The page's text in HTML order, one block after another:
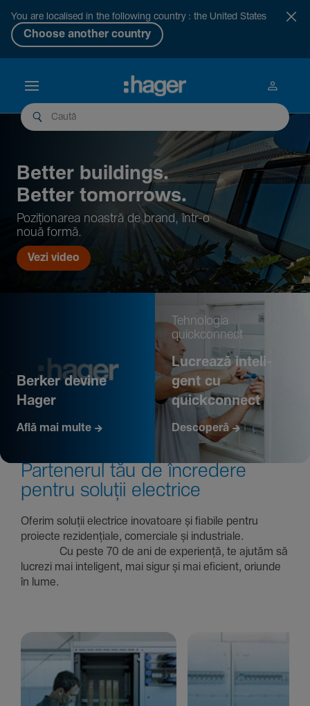
You are localised in the following country : the United States
Choose another country
Better buil­dings.
Better tomor­rows.
Pozi­țio­narea noastră de brand, într-o
nouă formă.
Vezi video
Berker devine
Hager
Află mai multe
Tehno­logia
quickconnect
Lucrează inte­li­
gent cu
quickconnect
Descoperă
Parte­nerul tău de încre­dere
pentru soluții electrice
Oferim soluții electrice inova­toare și fiabile pentru
proiecte rezi­den­țiale, comer­ciale și indus­triale.
Cu peste 70 de ani de expe­riență, te ajutăm să
lucrezi mai inte­li­gent, mai sigur și mai eficient, oriunde
în lume.